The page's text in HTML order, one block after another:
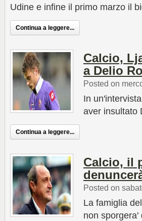
Udine e infine il primo marzo il
Continua a leggere...
Calcio,
a Delio
Posted on
In
aver insultato
Continua a leggere...
Calcio, il
Posted on
La famiglia
non sporgera'